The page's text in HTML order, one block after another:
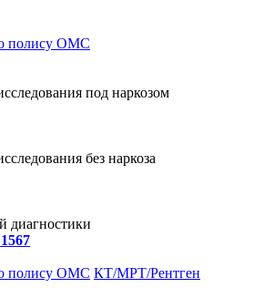
полису ОМС
под наркозом
без наркоза
диагностики
полису ОМС КТ/МРТ/Рентген